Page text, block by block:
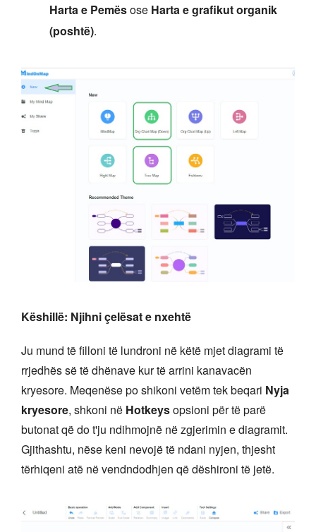
Harta e Pemësose Harta e grafikut organik
(poshtë).
Këshillë: Njihni çelësat e nxehtë
Ju mund të filloni të lundroni në këtë mjet diagrami të
rrjedhës së të dhënave kur të arrini kanavacën
kryesore. Meqenëse po shikoni vetëm tek beqari Nyja
kryesore, shkoni në Hotkeysopsioni për të parë
butonat që do t'ju ndihmojnë në zgjerimin e diagramit.
Gjithashtu, nëse keni nevojë të ndani nyjen, thjesht
tërhiqeni atë në vendndodhjen që dëshironi të jetë.